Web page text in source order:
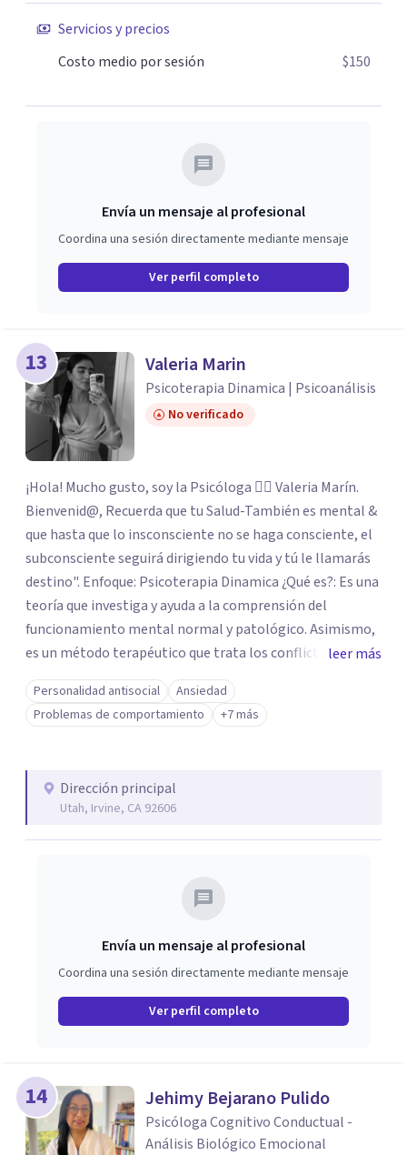
— donde puedas explorar tu experiencia sin juicio,
desarrollar herramientas prácticas y recuperar tu poder
personal.
Servicios y precios
Costo medio por sesión
$150
Envía un mensaje al profesional
Coordina una sesión directamente mediante mensaje
Ver perfil completo
13 Valeria Marin
Psicoterapia Dinamica | Psicoanálisis
No verificado
¡Hola! Mucho gusto, soy la Psicóloga 👩‍⚕️ Valeria Marín.
Bienvenid@, Recuerda que tu Salud-También es mental &
que hasta que lo insconsciente no se haga consciente, el
subconsciente seguirá dirigiendo tu vida y tú le llamarás
destino". Enfoque: Psicoterapia Dinamica ¿Qué es?: Es una
teoría que investiga y ayuda a la comprensión del
funcionamiento mental normal y patológico. Asimismo,
es un método terapéutico que trata los conflictos y
dificultades del psiquismo humano. Objetivo:
Comprender los funcionamientos mentales del paciente
tratando de darle significado, ayudarlo a comprender
patrones de relación, los modos de vivirse a sí mismo, de
relacionarse con los demás.
leer más
Personalidad antisocial
Ansiedad
Problemas de comportamiento
+7 más
Dirección principal
Utah, Irvine, CA 92606
Envía un mensaje al profesional
Coordina una sesión directamente mediante mensaje
Ver perfil completo
14 Jehimy Bejarano Pulido
Psicóloga Cognitivo Conductual -
Análisis Biológico Emocional